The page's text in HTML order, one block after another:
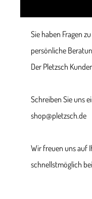
Sie haben Fragen
persönliche
Der Pletzsch
Schreiben Sie uns
shop@pletzsch.de
Wir freuen uns auf
schnellstmöglich